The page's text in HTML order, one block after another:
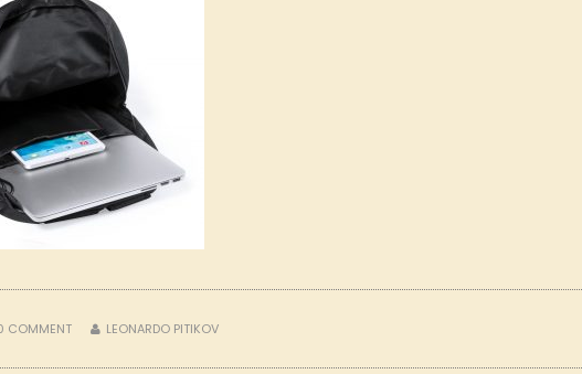
COMMENT LEONARDO PITIKOV